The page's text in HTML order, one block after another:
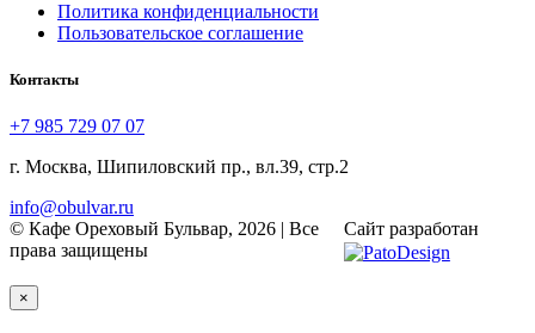
Политика конфиденциальности
Пользовательское соглашение
Контакты
+7 985 729 07 07
г. Москва, Шипиловский пр., вл.39, стр.2
info@obulvar.ru
© Кафе Ореховый Бульвар, 2026 | Все
права защищены
Сайт разработан
×